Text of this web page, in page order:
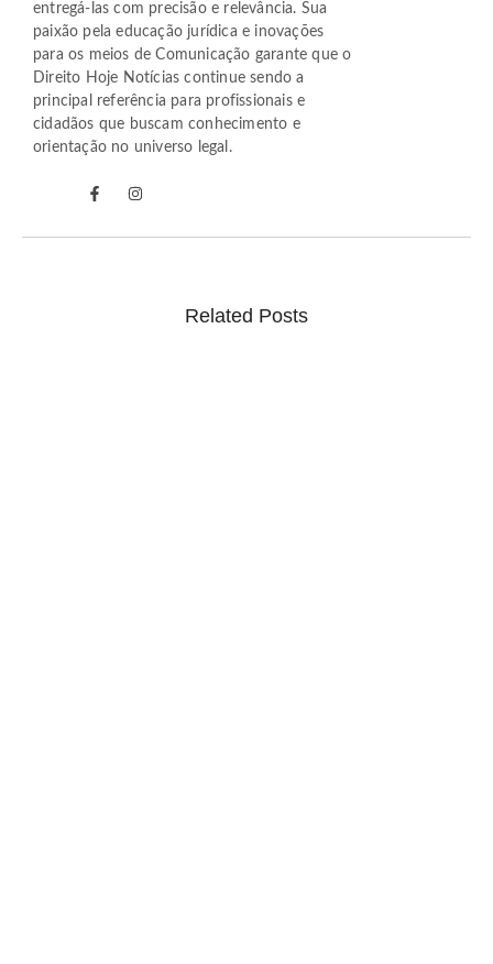
entregá-las com precisão e relevância. Sua
paixão pela educação jurídica e inovações
para os meios de Comunicação garante que o
Direito Hoje Notícias continue sendo a
principal referência para profissionais e
cidadãos que buscam conhecimento e
orientação no universo legal.
Related Posts